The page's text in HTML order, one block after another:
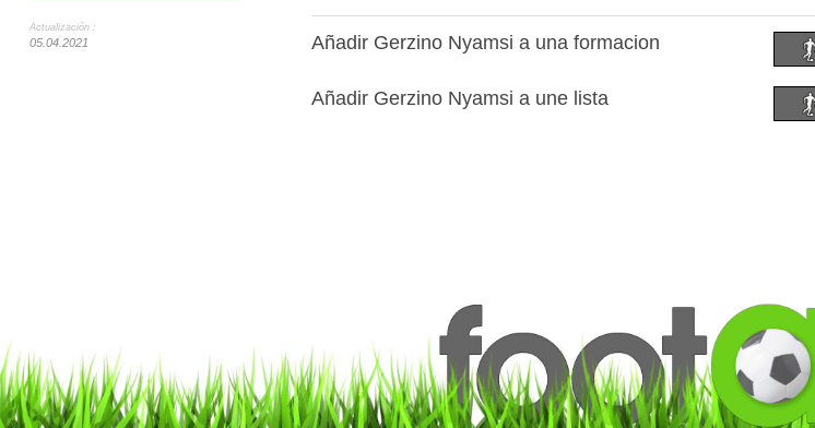
Actualización :
05.04.2021 Añadir Gerzino Nyamsi a una formacion
Añadir Gerzino Nyamsi a une lista